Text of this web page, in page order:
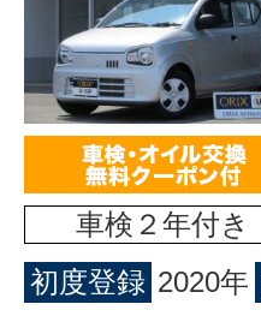
車検２年付き
初度登録 2020年